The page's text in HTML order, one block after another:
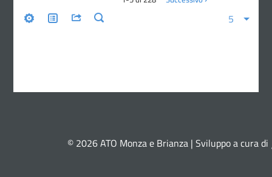
© 2026 ATO Monza e Brianza | Sviluppo a cura di